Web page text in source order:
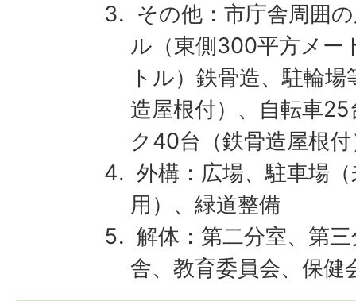
その他：市庁舎周囲
ル（東側300平方メー
トル）鉄骨造、駐輪
造屋根付）、自転車
ク40台（鉄骨造屋根
外構：広場、駐車場
用）、緑道整備
解体：第二分室、第
舎、教育委員会、保健